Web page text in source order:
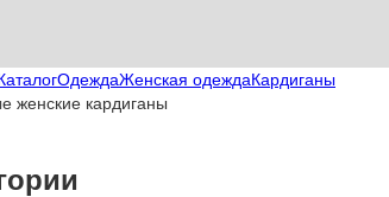
ОдеждаЖенская одеждаКардиганы
женские кардиганы